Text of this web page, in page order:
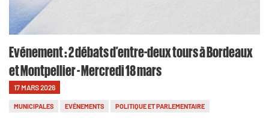
Evénement : 2 débats d’entre-deux tours à Bordeaux
et Montpellier - Mercredi 18 mars
17 MARS 2026
MUNICIPALES EVÉNEMENTS POLITIQUE ET PARLEMENTAIRE